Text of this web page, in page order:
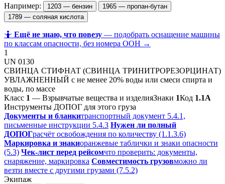
Например: 1203 — бензин
1965 — пропан-бутан
1789 — соляная кислота
🤷 Ещё не знаю, что повезу — подобрать оснащение машины
по классам опасности, без номера ООН →
1
UN 0130
СВИНЦА СТИФНАТ (СВИНЦА ТРИНИТРОРЕЗОРЦИНАТ)
УВЛАЖНЕННЫЙ с не менее 20% воды или смеси спирта и
воды, по массе
Класс 1 — Взрывчатые вещества и изделияЗнаки 1Код 1.1A
Инструменты ДОПОГ для этого груза
Документы и бланкитранспортный документ 5.4.1,
письменные инструкции 5.4.3 Нужен ли полный
ДОПОГрасчёт освобождения по количеству (1.1.3.6)
Маркировка и знакиоранжевые таблички и знаки опасности
(5.3) Чек-лист перед рейсомчто проверить: документы,
снаряжение, маркировка Совместимость грузовможно ли
везти вместе с другими грузами (7.5.2)
Экипаж